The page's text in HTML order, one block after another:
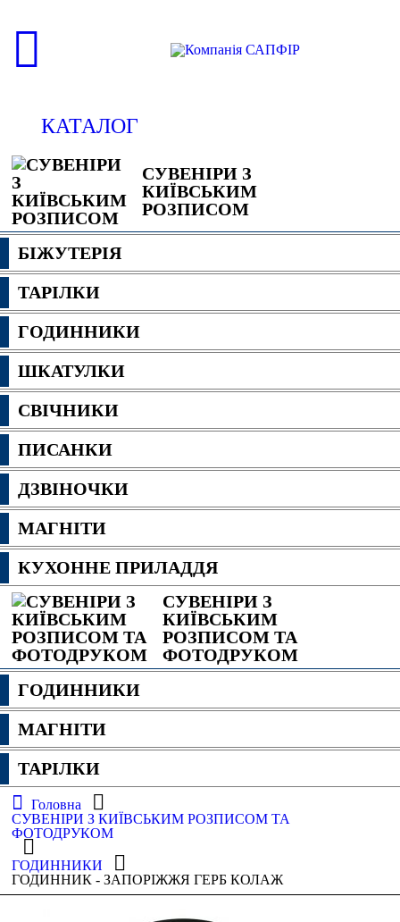
КАТАЛОГ
СУВЕНІРИ З
КИЇВСЬКИМ
РОЗПИСОМ
БІЖУТЕРІЯ
ТАРІЛКИ
ГОДИННИКИ
ШКАТУЛКИ
СВІЧНИКИ
ПИСАНКИ
ДЗВІНОЧКИ
МАГНІТИ
КУХОННЕ ПРИЛАДДЯ
СУВЕНІРИ З
КИЇВСЬКИМ
РОЗПИСОМ ТА
ФОТОДРУКОМ
ГОДИННИКИ
МАГНІТИ
ТАРІЛКИ
Головна
СУВЕНІРИ З КИЇВСЬКИМ РОЗПИСОМ ТА
ФОТОДРУКОМ
ГОДИННИКИ
ГОДИННИК - ЗАПОРІЖЖЯ ГЕРБ КОЛАЖ